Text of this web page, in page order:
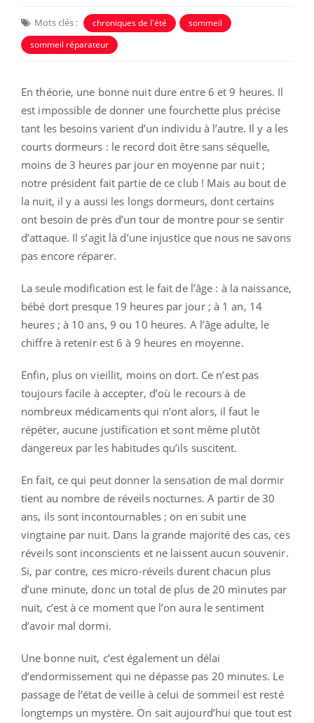
Mots clés : chroniques de l'été
sommeil
sommeil réparateur
En théorie, une bonne nuit dure entre 6 et 9 heures. Il
est impossible de donner une fourchette plus précise
tant les besoins varient d’un individu à l’autre. Il y a les
courts dormeurs : le record doit être sans séquelle,
moins de 3 heures par jour en moyenne par nuit ;
notre président fait partie de ce club ! Mais au bout de
la nuit, il y a aussi les longs dormeurs, dont certains
ont besoin de près d’un tour de montre pour se sentir
d’attaque. Il s’agit là d’une injustice que nous ne savons
pas encore réparer.
La seule modification est le fait de l’âge : à la naissance,
bébé dort presque 19 heures par jour ; à 1 an, 14
heures ; à 10 ans, 9 ou 10 heures. A l’âge adulte, le
chiffre à retenir est 6 à 9 heures en moyenne.
Enfin, plus on vieillit, moins on dort. Ce n’est pas
toujours facile à accepter, d’où le recours à de
nombreux médicaments qui n’ont alors, il faut le
répéter, aucune justification et sont même plutôt
dangereux par les habitudes qu’ils suscitent.
En fait, ce qui peut donner la sensation de mal dormir
tient au nombre de réveils nocturnes. A partir de 30
ans, ils sont incontournables ; on en subit une
vingtaine par nuit. Dans la grande majorité des cas, ces
réveils sont inconscients et ne laissent aucun souvenir.
Si, par contre, ces micro-réveils durent chacun plus
d’une minute, donc un total de plus de 20 minutes par
nuit, c’est à ce moment que l’on aura le sentiment
d’avoir mal dormi.
Une bonne nuit, c’est également un délai
d’endormissement qui ne dépasse pas 20 minutes. Le
passage de l’état de veille à celui de sommeil est resté
longtemps un mystère. On sait aujourd’hui que tout est